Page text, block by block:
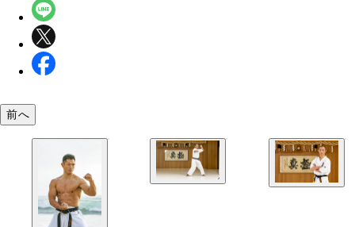
2022年に極真会館に復帰、総本部の師範に就任した
還暦を超えた今も、ストイックな生きざまを貫く
志
前へ